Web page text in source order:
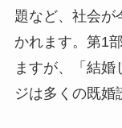
題など、社会が
かれます。第1
ますが、「結婚
ジは多くの既婚